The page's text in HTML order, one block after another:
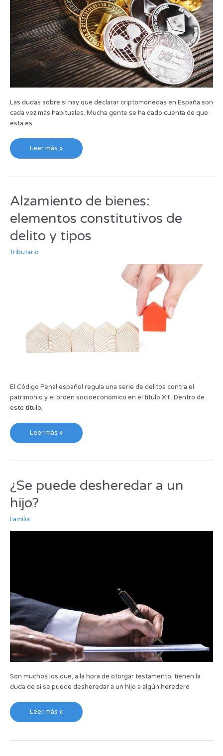
Las dudas sobre si hay que declarar criptomonedas en España son
cada vez más habituales. Mucha gente se ha dado cuenta de que
esta es
Leer más »
Alzamiento de bienes:
elementos constitutivos de
delito y tipos
Tributario
El Código Penal español regula una serie de delitos contra el
patrimonio y el orden socioeconómico en el título XIII. Dentro de
este título,
Alzamiento
de
bienes:
constitutivos
de
Leer más »
¿Se puede desheredar a un
hijo?
Familia
Son muchos los que, a la hora de otorgar testamento, tienen la
duda de si se puede desheredar a un hijo a algún heredero
¿Se
puede
desheredar
hijo?
Leer más »